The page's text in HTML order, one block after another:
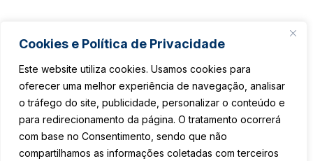
Cookies e Política de Privacidade
Este website utiliza cookies. Usamos cookies para
oferecer uma melhor experiência de navegação, analisar
o tráfego do site, publicidade, personalizar o conteúdo e
para redirecionamento da página. O tratamento ocorrerá
com base no Consentimento, sendo que não
compartilhamos as informações coletadas com terceiros